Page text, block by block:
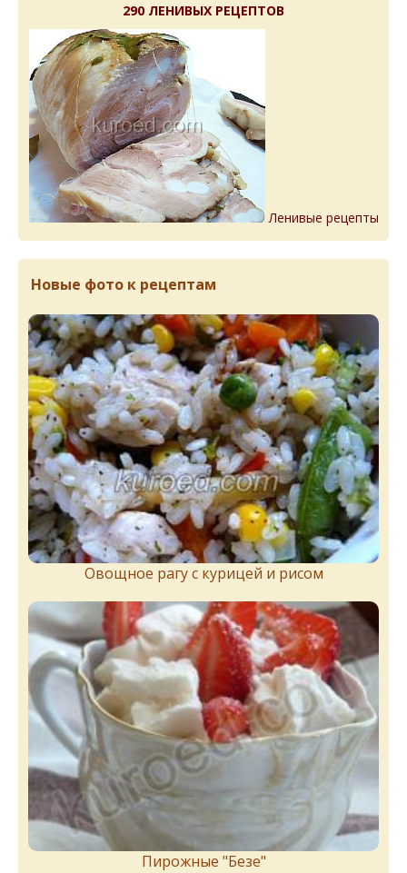
290 ЛЕНИВЫХ РЕЦЕПТОВ
Ленивые рецепты
Новые фото к рецептам
Овощное рагу с курицей и рисом
Пирожныe "Бeзe"